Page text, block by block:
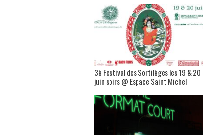
3è Festival des Sortilèges les 19 & 20
juin soirs @ Espace Saint Michel